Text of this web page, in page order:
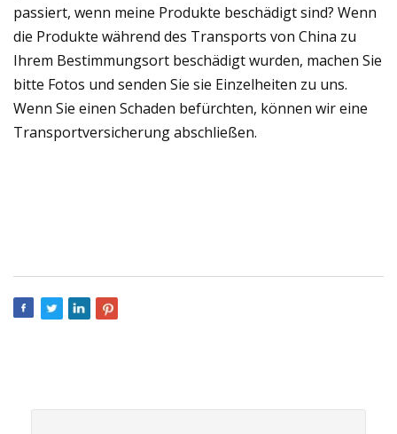
passiert, wenn meine Produkte beschädigt sind? Wenn
die Produkte während des Transports von China zu
Ihrem Bestimmungsort beschädigt wurden, machen Sie
bitte Fotos und senden Sie sie Einzelheiten zu uns.
Wenn Sie einen Schaden befürchten, können wir eine
Transportversicherung abschließen.